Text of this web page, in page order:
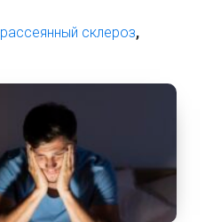
рассеянный склероз,